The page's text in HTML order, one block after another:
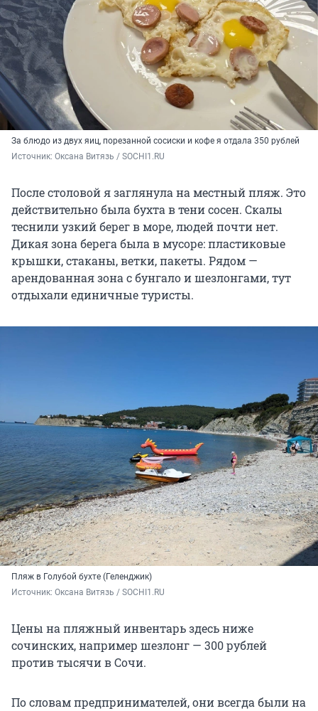
За блюдо из двух яиц, порезанной сосиски и кофе я отдала 350 рублей
Источник: Оксана Витязь / SOCHI1.RU
После столовой я заглянула на местный пляж. Это
действительно была бухта в тени сосен. Скалы
теснили узкий берег в море, людей почти нет.
Дикая зона берега была в мусоре: пластиковые
крышки, стаканы, ветки, пакеты. Рядом —
арендованная зона с бунгало и шезлонгами, тут
отдыхали единичные туристы.
Пляж в Голубой бухте (Геленджик)
Источник: Оксана Витязь / SOCHI1.RU
Цены на пляжный инвентарь здесь ниже
сочинских, например шезлонг — 300 рублей
против тысячи в Сочи.
По словам предпринимателей, они всегда были на